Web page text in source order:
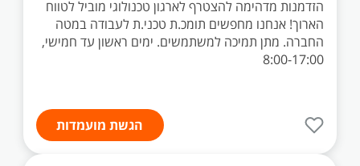
הזדמנות מדהימה להצטרף לארגון טכנולוגי מוביל לטווח
הארוך! אנחנו מחפשים תומכ.ת טכני.ת לעבודה במטה
החברה. מתן תמיכה למשתמשים. ימים ראשון עד חמישי,
8:00-17:00
הגשת מועמדות